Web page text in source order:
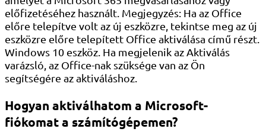
előfizetéséhez használt. Megjegyzés: Ha az Office
előre telepítve volt az új eszközre, tekintse meg az új
eszközre előre telepített Office aktiválása című részt.
Windows 10 eszköz. Ha megjelenik az Aktiválás
varázsló, az Office-nak szüksége van az Ön
segítségére az aktiváláshoz.
Hogyan aktiválhatom a Microsoft-
fiókomat a számítógépemen?